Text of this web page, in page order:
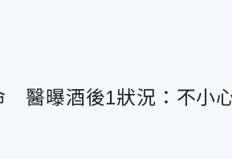
醫曝酒後1狀況：不小